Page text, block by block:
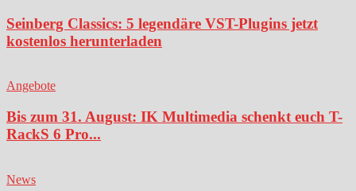
Seinberg Classics: 5 legendäre VST-Plugins jetzt
kostenlos herunterladen
Angebote
Bis zum 31. August: IK Multimedia schenkt euch T-
RackS 6 Pro...
News